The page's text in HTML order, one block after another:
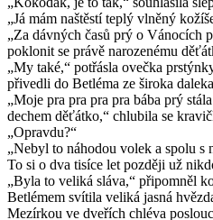
„Já mám naštěstí teplý vlněný
„Za dávných časů prý o Vánocích
poklonit se právě narozenému
„My také,“ potřásla ovečka
přivedli do Betléma ze široka
„Moje pra pra pra pra bába prý
dechem děťátko,“ chlubila se
„Opravdu?“
„Nebyl to náhodou volek a spolu s
To si o dva tisíce let později už
„Byla to veliká sláva,“ připomněl
Betlémem svítila veliká jasná
Mezírkou ve dveřích chléva